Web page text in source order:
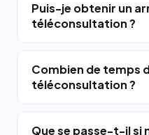
Puis-je obtenir un
téléconsultation ?
Combien de temps
téléconsultation ?
Que se passe-t-il si